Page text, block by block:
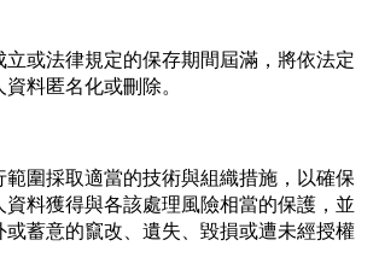
或法律規定的保存期間屆滿，將依法定
料匿名化或刪除。
圍採取適當的技術與組織措施，以確保
料獲得與各該處理風險相當的保護，並
或蓄意的竄改、遺失、毀損或遭未經授權